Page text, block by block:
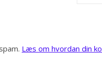
Læs om hvordan din